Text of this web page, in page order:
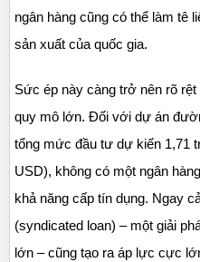
ngân hàng cũng có thể làm tê
sản xuất của quốc gia.
Sức ép này càng trở nên rõ
quy mô lớn. Đối với dự án
tổng mức đầu tư dự kiến 1,71
USD), không có một ngân
khả năng cấp tín dụng. Ngay
(syndicated loan) – một giải
lớn – cũng tạo ra áp lực cực